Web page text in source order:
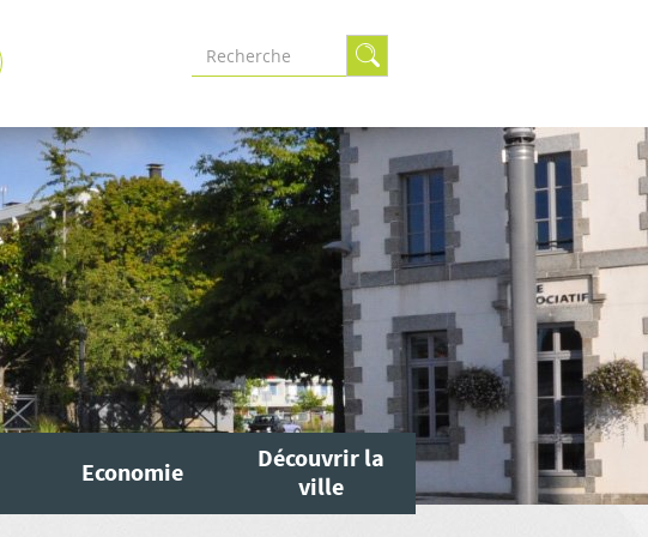
Formulaire
recherche
Economie
Découvrir la
ville